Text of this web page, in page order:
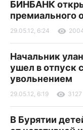
БИНБАНК
премиального
29.05.12, 6:24
Начальник
ушел в отпуск
увольнением
29.05.12, 6:19 3127
В Бурятии